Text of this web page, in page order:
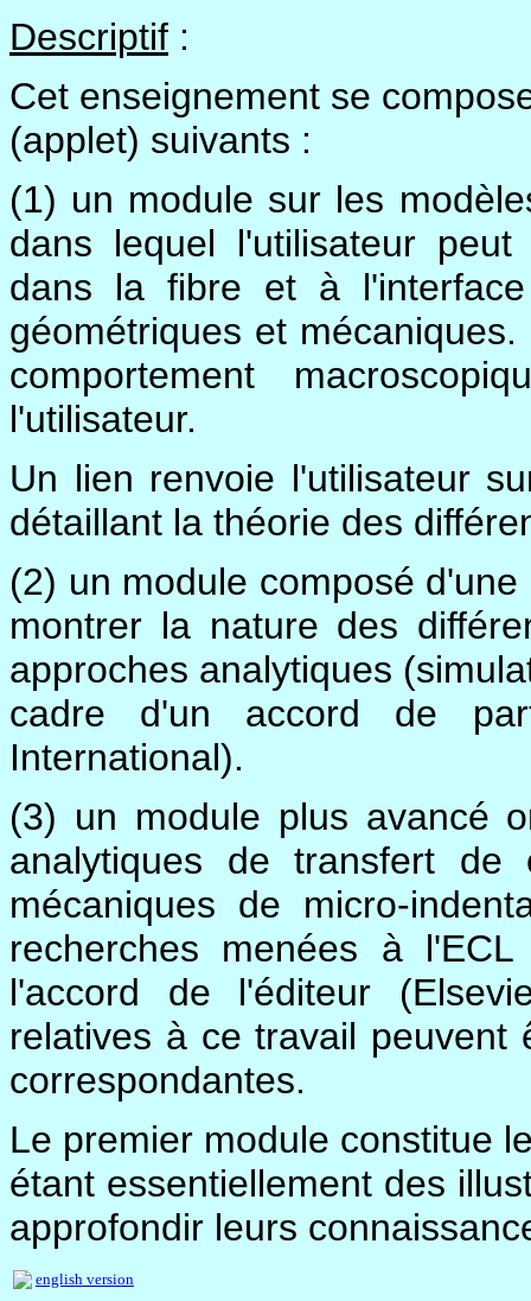
Descriptif :
Cet enseignement se
(applet) suivants :
(1) un module sur les
dans lequel l'utilisateur
dans la fibre et à
géométriques et
comportement
l'utilisateur.
Un lien renvoie l'utilisateur
détaillant la théorie des
(2) un module composé
montrer la nature des
approches analytiques
cadre d'un accord de
International).
(3) un module plus avancé
analytiques de transfert de
mécaniques de micro-
recherches menées à
l'accord de l'éditeur
relatives à ce travail peuvent
correspondantes.
Le premier module constitue
étant essentiellement des
approfondir leurs
english version